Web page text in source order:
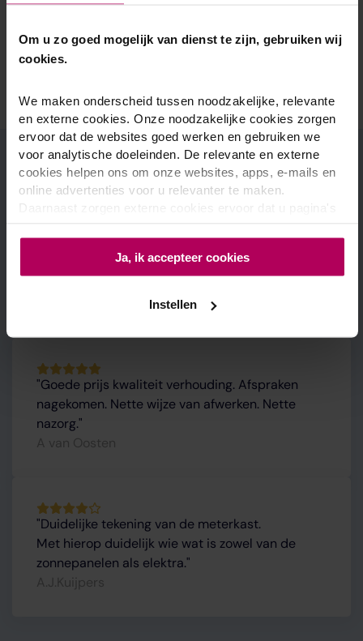
Om u zo goed mogelijk van dienst te zijn, gebruiken wij
cookies.
We maken onderscheid tussen noodzakelijke, relevante
en externe cookies. Onze noodzakelijke cookies zorgen
ervoor dat de websites goed werken en gebruiken we
voor analytische doeleinden. De relevante en externe
cookies helpen ons om onze websites, apps, e-mails en
online advertenties voor u relevanter te maken.
Daarnaast zorgen externe cookies ervoor dat u pagina's
zien krijgt op andere websites. Door op 'Ja, ik accepteer
cookies' te drukken, geeft u aan dat u akkoord bent met
het gebruik van cookies en de verzameling van informatie
E.ON groep
leest u meer over ons privacybeleid. Bij 'instellen' leest u
Ja, ik accepteer cookies
Instellen
Onze klantadviseurs staan altijd voor u klaar.
Onze klanten zijn zeer
tevreden
Ze geven ons gemiddeld een
beoordeling van 8.4 van de 10
8.4 / 10 van 30046 reviews
Goede prijs kwaliteit verhouding. Afspraken
nagekomen. Nette wijze van afwerken. Nette
nazorg.
Duidelijke tekening van de meterkast.
Met hierop duidelijk wie wat is zowel van de
zonnepanelen als elektra.